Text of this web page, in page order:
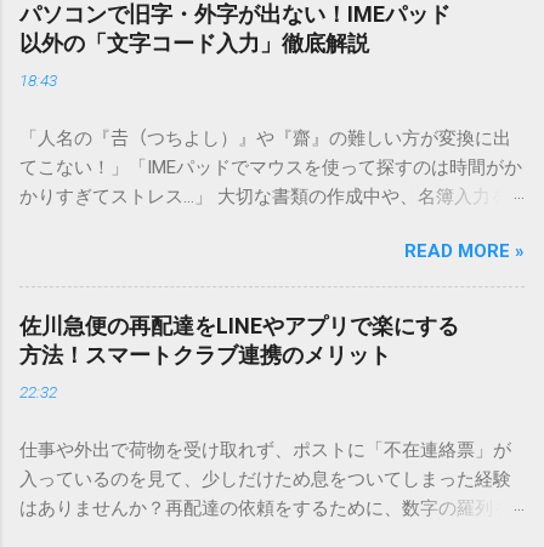
パソコンで旧字・外字が出ない！IMEパッド
以外の「文字コード入力」徹底解説
18:43
「人名の『𠮷（つちよし）』や『齋』の難しい方が変換に出
てこない！」「IMEパッドでマウスを使って探すのは時間がか
かりすぎてストレス…」 大切な書類の作成中や、名簿入力を
てしまいますよね。多くの人が「IMEパッド（手書き入力）」
を使いますが、実はマウスで一画ずつ書くのは非効率です
し、似た漢字が多すぎて結局見つからないことも少なくあり
ません。 そこで今回は、IMEパッドを使わずに、特定のコー
ドを打ち込むだけで一瞬で旧字や外字、特殊記号を呼び出す
「文字コード入力」のテクニックを詳しく解説します。 この
必要はありません。 1. なぜ「変換」しても旧字・外字が出て
こないのか？ そもそも、なぜ普通の変換で出てこない漢字が
あるのでしょうか。その理由は、パソコンが文字を認識する
READ MORE »
佐川急便の再配達をLINEやアプリで楽にする
方法！スマートクラブ連携のメリット
22:32
仕事や外出で荷物を受け取れず、ポストに「不在連絡票」が
入っているのを見て、少しだけため息をついてしまった経験
はありませんか？再配達の依頼をするために、数字の羅列を